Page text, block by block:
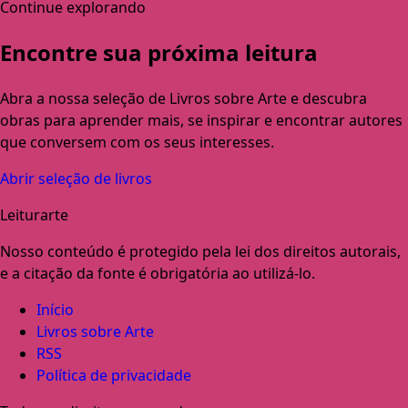
Continue explorando
Encontre sua próxima leitura
Abra a nossa seleção de Livros sobre Arte e descubra
obras para aprender mais, se inspirar e encontrar autores
que conversem com os seus interesses.
Abrir seleção de livros
Leiturarte
Nosso conteúdo é protegido pela lei dos direitos autorais,
e a citação da fonte é obrigatória ao utilizá-lo.
Início
Livros sobre Arte
RSS
Política de privacidade